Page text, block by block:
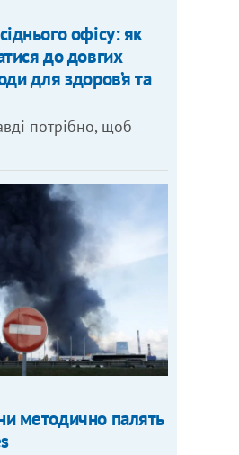
офісу: як
до довгих
для здоров’я та
потрібно, щоб
методично палять